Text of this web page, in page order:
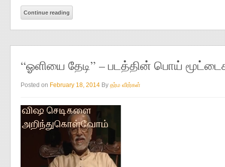
Continue reading
“ஓளியை தேடி” – படத்தின் பொய்
Posted on February 18, 2014 By தர்ம வீரர்கள்